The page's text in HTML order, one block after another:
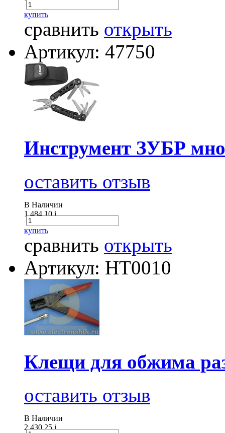
купить
сравнить открыть
Артикул: 47750
Инструмент ЗУБР
оставить отзыв
В Наличии
1 484.10i
купить
сравнить открыть
Артикул: HT0010
Клещи для обжима
оставить отзыв
В Наличии
2 430.25i